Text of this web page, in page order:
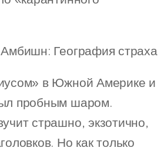
География страха
в Южной Америке и
пробным шаром.
страшно, экзотично,
Но как только